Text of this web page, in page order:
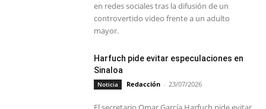
en redes sociales tras la difusión de un
controvertido video frente a un adulto
mayor.
Harfuch pide evitar especulaciones en
Sinaloa
Noticia Redacción - 23/07/2026